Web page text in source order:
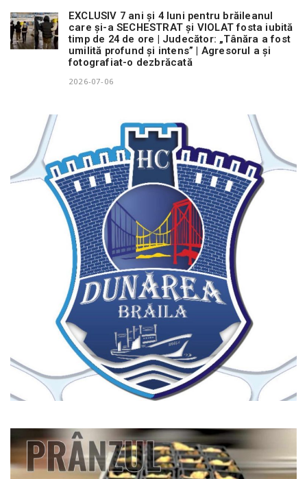
EXCLUSIV 7 ani și 4 luni pentru brăileanul
care și-a SECHESTRAT și VIOLAT fosta iubită
timp de 24 de ore | Judecător: „Tânăra a fost
umilită profund și intens” | Agresorul a și
fotografiat-o dezbrăcată
2026-07-06